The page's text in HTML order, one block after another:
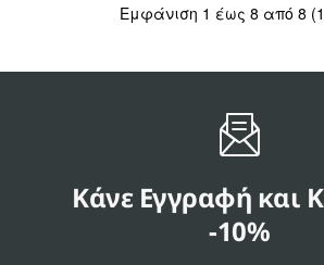
Εμφάνιση 1 έως 8 από 8
Κάνε Εγγραφή και
-10%